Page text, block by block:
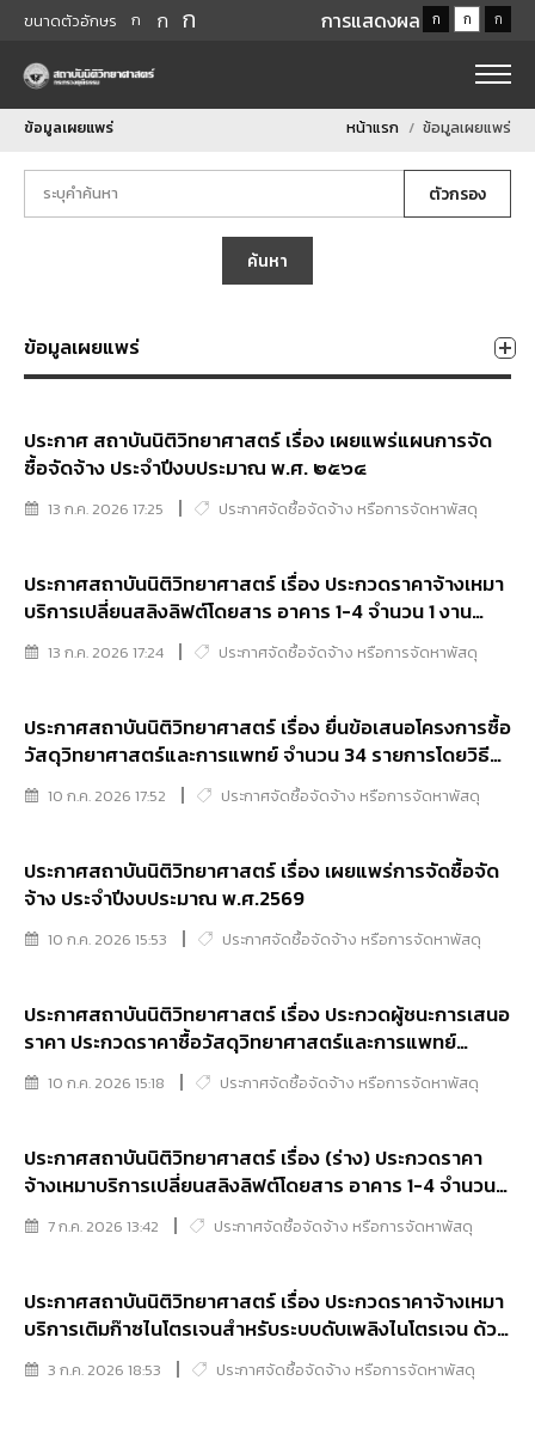
ขนาดตัวอักษร ก ก ก การแสดงผล ก ก ก
ข้อมูลเผยแพร่ หน้าแรก ข้อมูลเผยแพร่
ตัวกรอง
ค้นหา
ข้อมูลเผยแพร่
ประกาศ สถาบันนิติวิทยาศาสตร์ เรื่อง เผยแพร่แผนการจัด
ซื้อจัดจ้าง ประจำปีงบประมาณ พ.ศ. ๒๕๖๔
13 ก.ค. 2026 17:25 ประกาศจัดซื้อจัดจ้าง หรือการจัดหาพัสดุ
ประกาศสถาบันนิติวิทยาศาสตร์ เรื่อง ประกวดราคาจ้างเหมา
บริการเปลี่ยนสลิงลิฟต์โดยสาร อาคาร 1-4 จำนวน 1 งาน
ด้วยวิธีประกวดราคาอิเล็กทรอนิกส์ (e-bidding)
13 ก.ค. 2026 17:24 ประกาศจัดซื้อจัดจ้าง หรือการจัดหาพัสดุ
ประกาศสถาบันนิติวิทยาศาสตร์ เรื่อง ยื่นข้อเสนอโครงการซื้อ
วัสดุวิทยาศาสตร์และการแพทย์ จำนวน 34 รายการโดยวิธี
การคัดเลือก
10 ก.ค. 2026 17:52 ประกาศจัดซื้อจัดจ้าง หรือการจัดหาพัสดุ
ประกาศสถาบันนิติวิทยาศาสตร์ เรื่อง เผยแพร่การจัดซื้อจัด
จ้าง ประจำปีงบประมาณ พ.ศ.2569
10 ก.ค. 2026 15:53 ประกาศจัดซื้อจัดจ้าง หรือการจัดหาพัสดุ
ประกาศสถาบันนิติวิทยาศาสตร์ เรื่อง ประกวดผู้ชนะการเสนอ
ราคา ประกวดราคาซื้อวัสดุวิทยาศาสตร์และการแพทย์
จำนวน 15 รายการ (5 หมวด) ด้วยวิธีประกวดราคา
อิเล็กทรอนิกส์ (e-bidding)
10 ก.ค. 2026 15:18 ประกาศจัดซื้อจัดจ้าง หรือการจัดหาพัสดุ
ประกาศสถาบันนิติวิทยาศาสตร์ เรื่อง (ร่าง) ประกวดราคา
จ้างเหมาบริการเปลี่ยนสลิงลิฟต์โดยสาร อาคาร 1-4 จำนวน 1
งาน ด้วยวิธีประกวดราคาอิเล็กทรอนิกส์ (e-bidding)
7 ก.ค. 2026 13:42 ประกาศจัดซื้อจัดจ้าง หรือการจัดหาพัสดุ
ประกาศสถาบันนิติวิทยาศาสตร์ เรื่อง ประกวดราคาจ้างเหมา
บริการเติมก๊าซไนโตรเจนสำหรับระบบดับเพลิงไนโตรเจน ด้วย
วิธีผระกวดราคาอิเล็กทรอนิกส์ (e-bidding)
3 ก.ค. 2026 18:53 ประกาศจัดซื้อจัดจ้าง หรือการจัดหาพัสดุ